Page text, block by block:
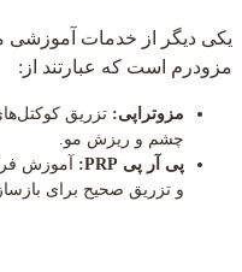
یکی دیگر از خدمات آموزشی
مزودرم است که عبارتند از:
مزوتراپی: تزریق
چشم و ریزش مو.
پی آر پی PRP:
آموزش
و تزریق صحیح برای